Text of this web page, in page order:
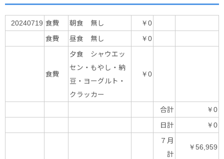
20240719 食費 朝食 無し ￥0
食費 昼食 無し ￥0
食費
夕食 シャウエッ
セン・もやし・納
豆・ヨーグルト・
クラッカー
￥0
合計 ￥0
日計 ￥0
７月
計
￥56,959